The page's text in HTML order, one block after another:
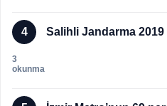
4 Salihli Jandarma 2019
3
okunma